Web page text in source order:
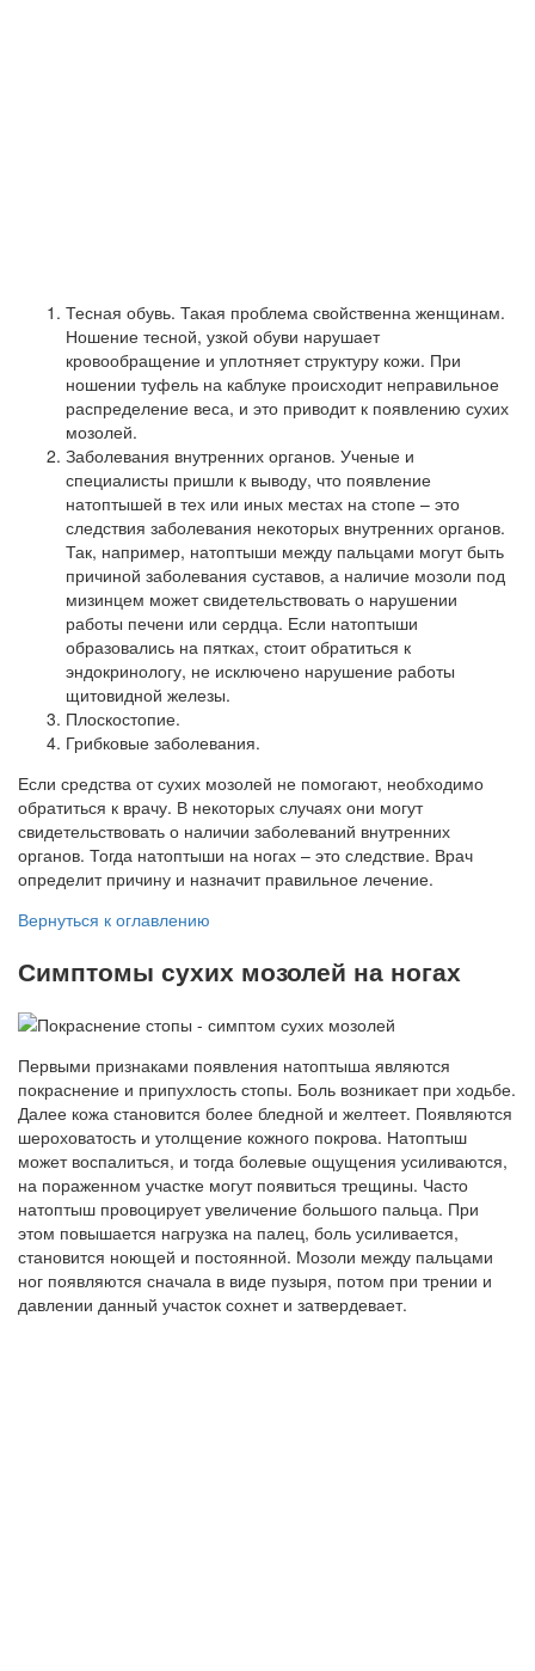
Тесная обувь. Такая проблема свойственна женщинам.
Ношение тесной, узкой обуви нарушает
кровообращение и уплотняет структуру кожи. При
ношении туфель на каблуке происходит неправильное
распределение веса, и это приводит к появлению сухих
мозолей.
Заболевания внутренних органов. Ученые и
специалисты пришли к выводу, что появление
натоптышей в тех или иных местах на стопе – это
следствия заболевания некоторых внутренних органов.
Так, например, натоптыши между пальцами могут быть
причиной заболевания суставов, а наличие мозоли под
мизинцем может свидетельствовать о нарушении
работы печени или сердца. Если натоптыши
образовались на пятках, стоит обратиться к
эндокринологу, не исключено нарушение работы
щитовидной железы.
Плоскостопие.
Грибковые заболевания.
Если средства от сухих мозолей не помогают, необходимо
обратиться к врачу. В некоторых случаях они могут
свидетельствовать о наличии заболеваний внутренних
органов. Тогда натоптыши на ногах – это следствие. Врач
определит причину и назначит правильное лечение.
Вернуться к оглавлению
Симптомы сухих мозолей на ногах
Первыми признаками появления натоптыша являются
покраснение и припухлость стопы. Боль возникает при ходьбе.
Далее кожа становится более бледной и желтеет. Появляются
шероховатость и утолщение кожного покрова. Натоптыш
может воспалиться, и тогда болевые ощущения усиливаются,
на пораженном участке могут появиться трещины. Часто
натоптыш провоцирует увеличение большого пальца. При
этом повышается нагрузка на палец, боль усиливается,
становится ноющей и постоянной. Мозоли между пальцами
ног появляются сначала в виде пузыря, потом при трении и
давлении данный участок сохнет и затвердевает.